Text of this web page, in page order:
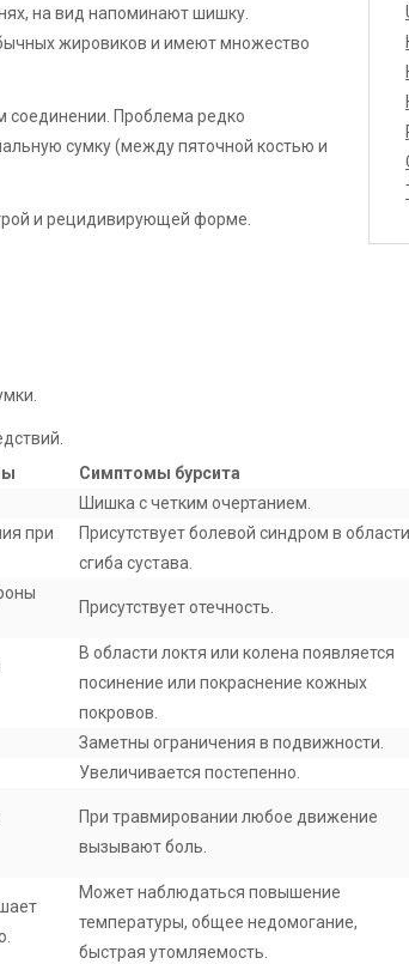
на вид напоминают шишку.
жировиков и имеют множество
соединении. Проблема редко
сумку (между пяточной костью и
и рецидивирующей форме.
Симптомы бурсита
Шишка с четким очертанием.
при
Присутствует болевой синдром в области
сгиба сустава.
Присутствует отечность.
В области локтя или колена появляется
посинение или покраснение кожных
покровов.
Заметны ограничения в подвижности.
Увеличивается постепенно.
При травмировании любое движение
вызывают боль.
Может наблюдаться повышение
температуры, общее недомогание,
быстрая утомляемость.